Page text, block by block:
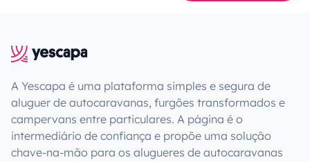
A Yescapa é uma plataforma simples e segura de
aluguer de autocaravanas, furgões transformados e
campervans entre particulares. A página é o
intermediário de confiança e propõe uma solução
chave-na-mão para os alugueres de autocaravanas